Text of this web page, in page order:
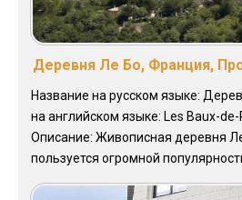
Деревня Ле Бо, Франция,
Название на русском языке:
на английском языке: Les Baux-
Описание: Живописная деревня
пользуется огромной